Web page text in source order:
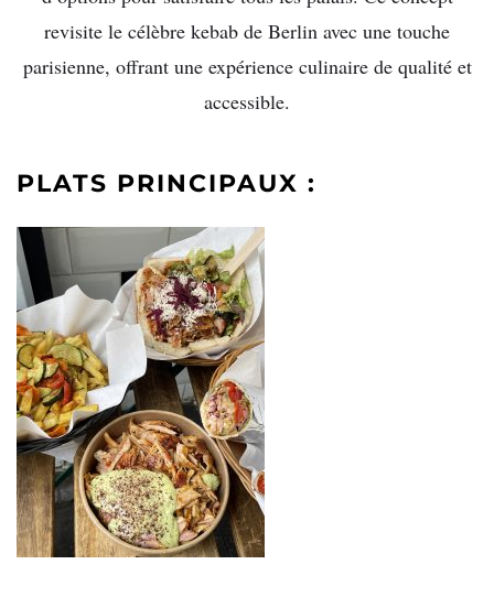
revisite le célèbre kebab de Berlin avec une touche
parisienne, offrant une expérience culinaire de qualité et
accessible.
PLATS PRINCIPAUX :